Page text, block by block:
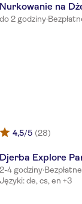
des Thermes
Djerba
Bakour Beach
MIDOUN
ZAHRA
Nurkowanie na
do 2 godziny·
4,5/5 (28)
Djerba Explore
2-4 godziny·
Języki: de, cs, en +3